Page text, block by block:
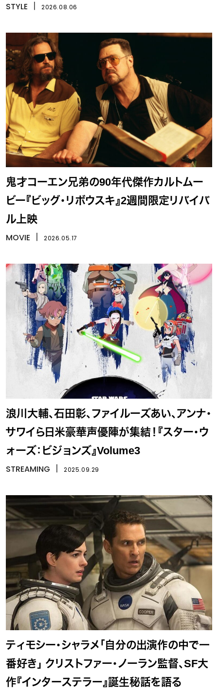
STYLE 2026.08.06
鬼才コーエン兄弟の90年代傑作カルトムー
ビー『ビッグ・リボウスキ』2週間限定リバイバ
ル上映
MOVIE 2026.05.17
浪川大輔、石田彰、ファイルーズあい、アンナ・
サワイら日米豪華声優陣が集結！『スター・ウ
ォーズ：ビジョンズ』Volume3
STREAMING 2025.09.29
ティモシー・シャラメ「自分の出演作の中で一
番好き」 クリストファー・ノーラン監督、SF大
作『インターステラー』誕生秘話を語る